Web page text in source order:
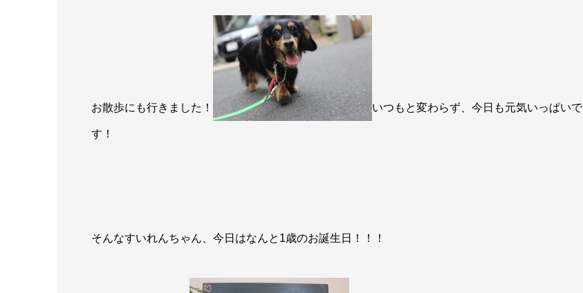
お散歩にも行きました！ いつもと変わらず、今日も元気いっぱいで
す！
そんなすいれんちゃん、今日はなんと1歳のお誕生日！！！